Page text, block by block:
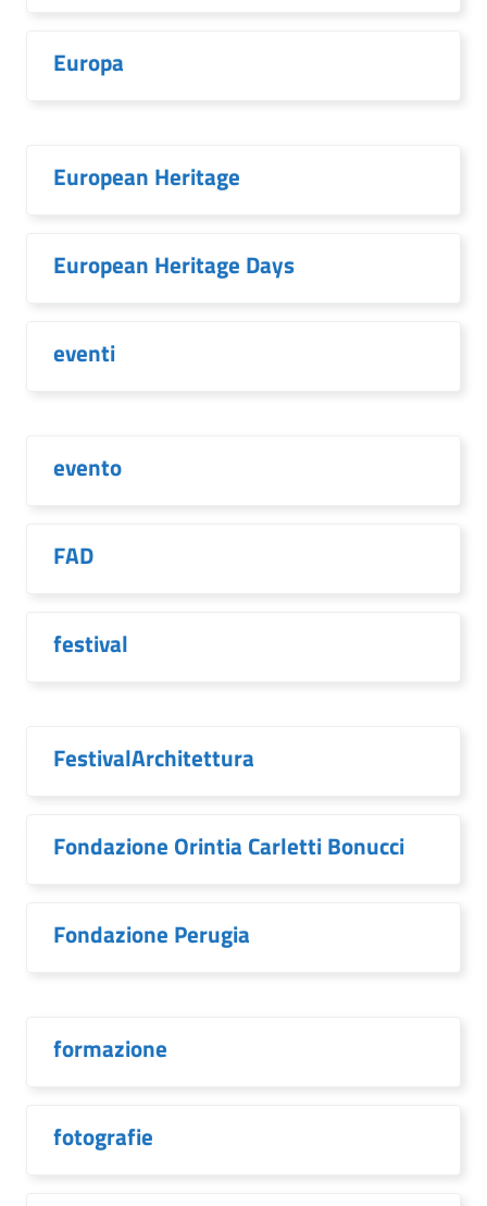
Europa
European Heritage
European Heritage Days
eventi
evento
FAD
festival
FestivalArchitettura
Fondazione Orintia Carletti Bonucci
Fondazione Perugia
formazione
fotografie